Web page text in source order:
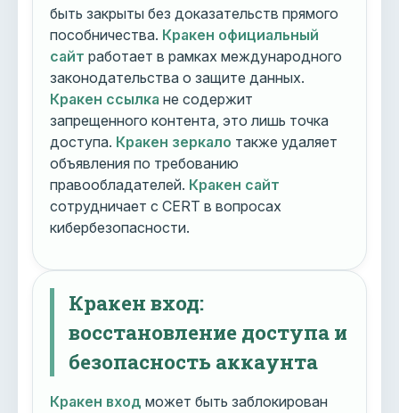
быть закрыты без доказательств прямого
пособничества. Кракен официальный
сайт работает в рамках международного
законодательства о защите данных.
Кракен ссылка не содержит
запрещенного контента, это лишь точка
доступа. Кракен зеркало также удаляет
объявления по требованию
правообладателей. Кракен сайт
сотрудничает с CERT в вопросах
кибербезопасности.
Кракен вход:
восстановление доступа и
безопасность аккаунта
Кракен вход может быть заблокирован